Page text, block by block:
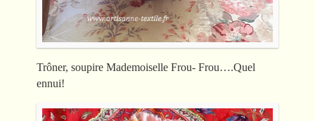
Trôner, soupire Mademoiselle Frou- Frou….Quel
ennui!